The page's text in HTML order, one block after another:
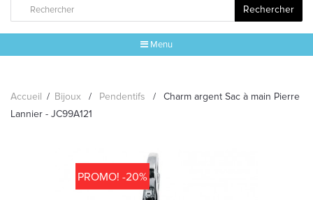
Rechercher
Menu
MONTRES
LES GEORGETTES
Accueil / Bijoux / Pendentifs /
Charm argent Sac à main Pierre
Lannier - JC99A121
PROMO! -20%